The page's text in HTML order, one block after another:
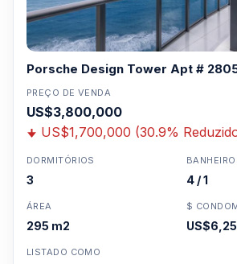
Porsche Design Tower Apt #
PREÇO DE VENDA
US$3,800,000
US$1,700,000 (30.9%
DORMITÓRIOS
3 4 / 1
ÁREA
295 m2
$
LISTADO COMO